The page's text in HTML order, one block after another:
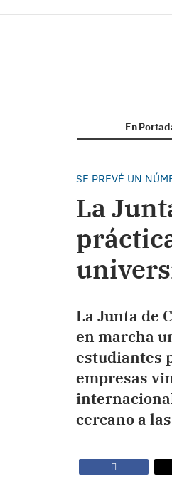
En
SE PREVÉ UN
La
La Junta de
en marcha
estudiantes
empresas
cercano a